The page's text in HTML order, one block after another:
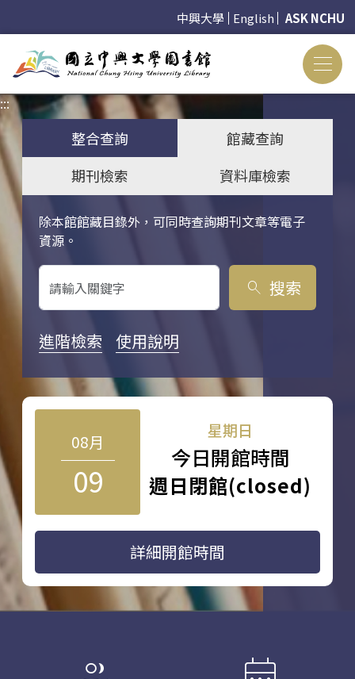
中興大學 English ASK NCHU
:::
整合查詢
館藏查詢
期刊檢索
資料庫檢索
除本館館藏目錄外，可同時查詢期刊文章等電子
資源。
關鍵字搜尋
search 搜索
進階檢索 使用說明
08月
09
星期日
今日開館時間
週日閉館(closed)
詳細開館時間